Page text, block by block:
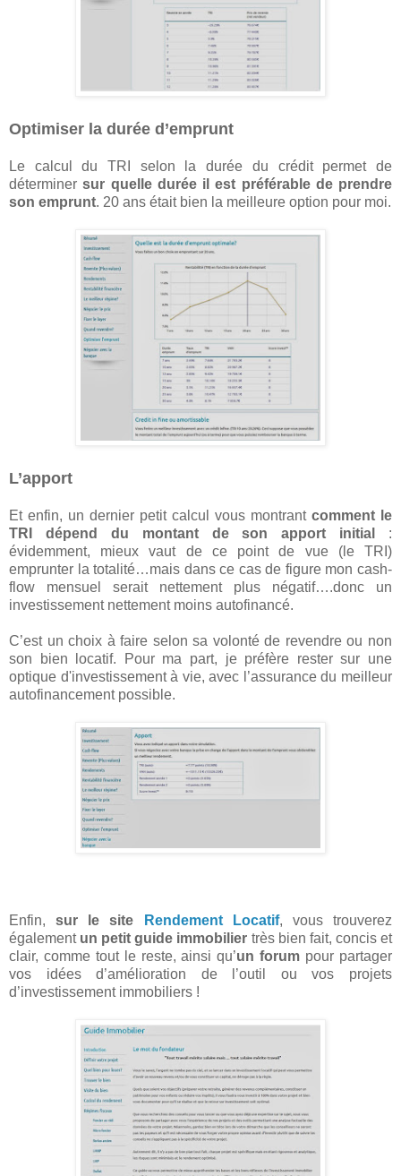
Optimiser la durée d’emprunt
Le calcul du TRI selon la durée du crédit permet de
déterminersur quelle durée il est préférable de prendre
son emprunt. 20 ans était bien la meilleure option pour moi.
L’apport
Et enfin, un dernier petit calcul vous montrant comment le
TRI dépend du montant de son apport initial
:
évidemment, mieux vaut de ce point de vue (le TRI)
emprunter la totalité…mais dans ce cas de figure mon cash-
flow mensuel serait nettement plus négatif….donc un
investissement nettement moins autofinancé.
C’est un choix à faire selon sa volonté de revendre ou non
son bien locatif. Pour ma part, je préfère rester sur une
optique d'investissement à vie, avec l’assurance du meilleur
autofinancement possible.
Enfin,sur le site Rendement Locatif, vous trouverez
également un petit guide immobilier très bien fait, concis et
clair, comme tout le reste, ainsi qu’un forum pour partager
vos idées d’amélioration de l’outil ou vos projets
d’investissement immobiliers !